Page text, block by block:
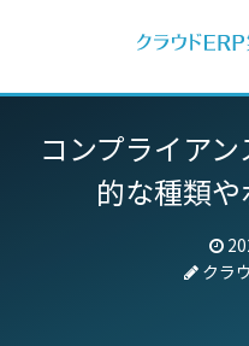
コンプライア
的な種類
クラ